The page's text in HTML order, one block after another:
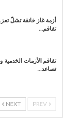
أزمة غاز خانقة تشلّ
تفاقم…
تفاقم الأزمات
تصاعد…
NEXT